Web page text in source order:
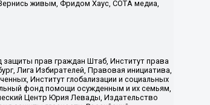
живым, Фридом Хаус, СОТА медиа,
прав граждан Штаб, Институт права
Лига Избирателей, Правовая инициатива,
Институт глобализации и социальных
фонд помощи осужденным и их семьям,
Центр Юрия Левады, Издательство